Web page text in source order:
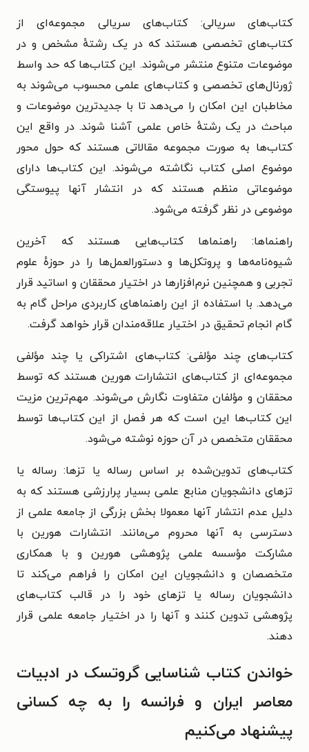
کتاب‌های سریالی: کتاب‌های سریالی مجموعه‌ای از
کتاب‌های تخصصی هستند که در یک رشتهٔ مشخص و در
موضوعات متنوع منتشر می‌شوند. این کتاب‌ها که حد واسط
ژورنال‌های تخصصی و کتاب‌های علمی محسوب می‌شوند به
مخاطبان این امکان را می‌دهد تا با جدیدترین موضوعات و
مباحث در یک رشتهٔ خاص علمی آشنا شوند. در واقع این
کتاب‌ها به صورت مجموعه مقالاتی هستند که حول محور
موضوع اصلی کتاب نگاشته می‌شوند. این کتاب‌ها دارای
موضوعاتی منظم هستند که در انتشار آنها پیوستگی
موضوعی در نظر گرفته می‌شود.
راهنماها: راهنماها کتاب‌هایی هستند که آخرین
شیوه‌نامه‌ها و پروتکل‌ها و دستورالعمل‌ها را در حوزهٔ علوم
تجربی و همچنین نرم‌افزارها در اختیار محققان و اساتید قرار
می‌دهد. با استفاده از این راهنماهای کاربردی مراحل گام به
گام انجام تحقیق در اختیار علاقه‌مندان قرار خواهد گرفت.
کتاب‌های چند مؤلفی: کتاب‌های اشتراکی یا چند مؤلفی
مجموعه‌ای از کتاب‌های انتشارات هورین هستند که توسط
محققان و مؤلفان متفاوت نگارش می‌شوند. مهم‌ترین مزیت
این کتاب‌ها این است که هر فصل از این کتاب‌ها توسط
محققان متخصص در آن حوزه نوشته می‌شود.
کتاب‌های تدوین‌شده بر اساس رساله یا تزها: رساله یا
تزهای دانشجویان منابع علمی بسیار پرارزشی هستند که به
دلیل عدم انتشار آنها معمولا بخش بزرگی از جامعه علمی از
دسترسی به آنها محروم می‌‌مانند. انتشارات هورین با
مشارکت مؤسسه علمی پژوهشی هورین و با همکاری
متخصصان و دانشجویان این امکان را فراهم می‌کند تا
دانشجویان رساله یا تزهای خود را در قالب کتاب‌های
پژوهشی تدوین کنند و آنها را در اختیار جامعه علمی قرار
دهند.
خواندن کتاب شناسایی گروتسک در ادبیات
معاصر ایران و فرانسه را به چه کسانی
پیشنهاد می‌کنیم